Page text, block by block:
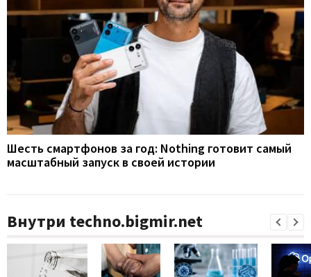
Шесть смартфонов за год: Nothing готовит самый
масштабный запуск в своей истории
Внутри techno.bigmir.net